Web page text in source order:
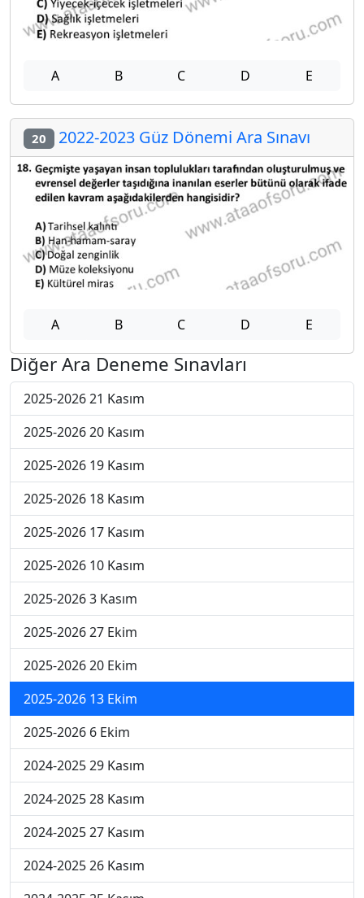
A B C D E
20 2022-2023 Güz Dönemi Ara Sınavı
A B C D E
Diğer Ara Deneme Sınavları
2025-2026 21 Kasım
2025-2026 20 Kasım
2025-2026 19 Kasım
2025-2026 18 Kasım
2025-2026 17 Kasım
2025-2026 10 Kasım
2025-2026 3 Kasım
2025-2026 27 Ekim
2025-2026 20 Ekim
2025-2026 13 Ekim
2025-2026 6 Ekim
2024-2025 29 Kasım
2024-2025 28 Kasım
2024-2025 27 Kasım
2024-2025 26 Kasım